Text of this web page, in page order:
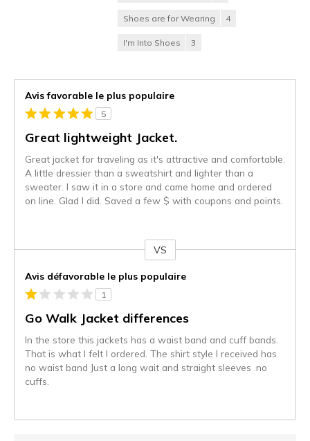
Shoes are for Wearing 4
I'm Into Shoes 3
Avis favorable le plus populaire
5
Great lightweight Jacket.
Great jacket for traveling as it's attractive and comfortable.
A little dressier than a sweatshirt and lighter than a
sweater. I saw it in a store and came home and ordered
on line. Glad I did. Saved a few $ with coupons and points.
projecteur
sur
les
VS
Avis défavorable le plus populaire
1
Go Walk Jacket differences
In the store this jackets has a waist band and cuff bands.
That is what I felt I ordered. The shirt style I received has
no waist band Just a long wait and straight sleeves .no
cuffs.